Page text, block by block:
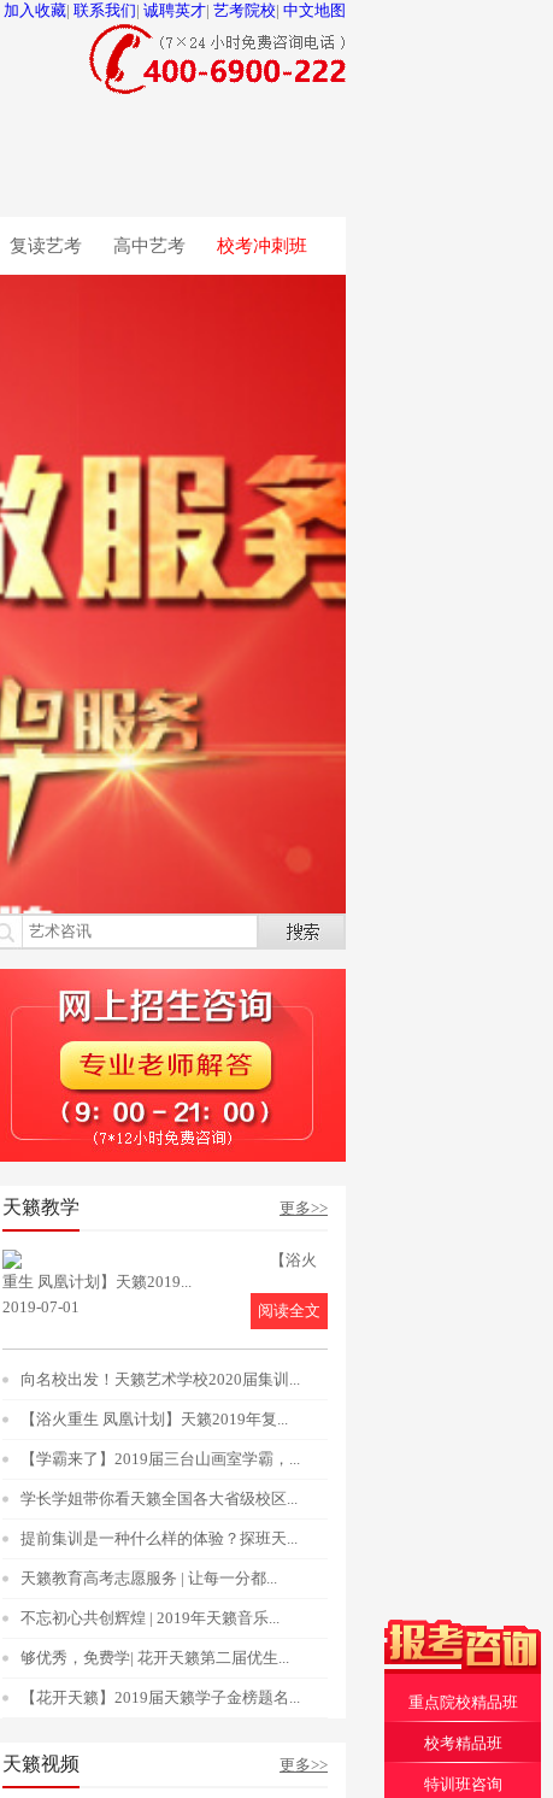
加入收藏| 联系我们| 诚聘英才| 艺考院校| 中文地图
复读艺考 高中艺考 校考冲刺班
天籁教学 更多>>
【浴火
重生 凤凰计划】天籁2019...
2019-07-01
阅读全文
向名校出发！天籁艺术学校2020届集训...
【浴火重生 凤凰计划】天籁2019年复...
【学霸来了】2019届三台山画室学霸，...
学长学姐带你看天籁全国各大省级校区...
提前集训是一种什么样的体验？探班天...
天籁教育高考志愿服务 | 让每一分都...
不忘初心共创辉煌 | 2019年天籁音乐...
够优秀，免费学| 花开天籁第二届优生...
【花开天籁】2019届天籁学子金榜题名...
天籁视频 更多>>
重点院校精品班
校考精品班
特训班咨询